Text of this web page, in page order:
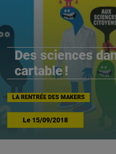
Des sciences
cartable !
LA RENTRÉE DES MAKERS
Le 15/09/2018